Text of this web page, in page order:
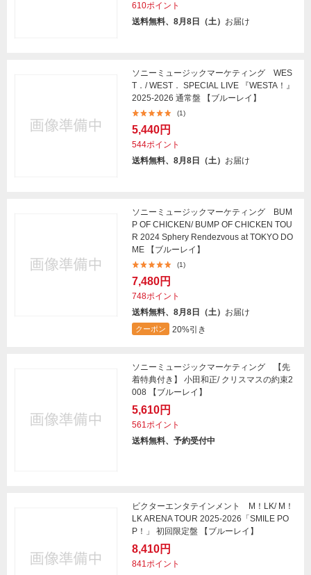
610ポイント
送料無料、8月8日（土） お届け
ソニーミュージックマーケティング WES
T．/ WEST． SPECIAL LIVE 『WESTA！』
2025-2026 通常盤 【ブルーレイ】
(1)
5,440円
544ポイント
送料無料、8月8日（土） お届け
ソニーミュージックマーケティング BUM
P OF CHICKEN/ BUMP OF CHICKEN TOU
R 2024 Sphery Rendezvous at TOKYO DO
ME 【ブルーレイ】
(1)
7,480円
748ポイント
送料無料、8月8日（土） お届け
クーポン 20%引き
ソニーミュージックマーケティング 【先
着特典付き】 小田和正/ クリスマスの約束2
008 【ブルーレイ】
5,610円
561ポイント
送料無料、予約受付中
ビクターエンタテインメント M！LK/ M！
LK ARENA TOUR 2025-2026「SMILE PO
P！」 初回限定盤 【ブルーレイ】
8,410円
841ポイント